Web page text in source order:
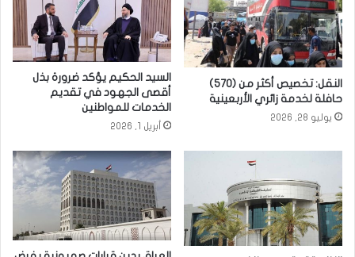
النقل: تخصيص أكثر من (570)
حافلة لخدمة زائري الأربعينية
يوليو 28, 2026
السيد الحكيم يؤكد ضرورة بذل
أقصى الجهود في تقديم
الخدمات للمواطنين
أبريل 1, 2026